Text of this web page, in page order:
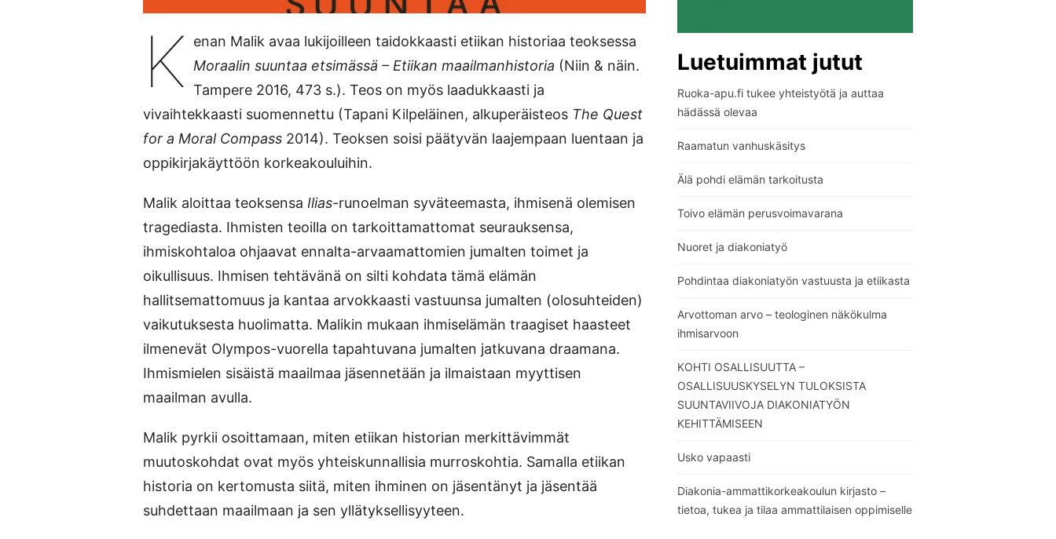
K
enan Malik avaa lukijoilleen taidokkaasti etiikan historiaa teoksessa
Moraalin suuntaa etsimässä – Etiikan maailmanhistoria (Niin & näin.
Tampere 2016, 473 s.). Teos on myös laadukkaasti ja
vivaihtekkaasti suomennettu (Tapani Kilpeläinen, alkuperäisteos The Quest
for a Moral Compass 2014). Teoksen soisi päätyvän laajempaan luentaan ja
oppikirjakäyttöön korkeakouluihin.
Malik aloittaa teoksensa Ilias-runoelman syväteemasta, ihmisenä olemisen
tragediasta. Ihmisten teoilla on tarkoittamattomat seurauksensa,
ihmiskohtaloa ohjaavat ennalta-arvaamattomien jumalten toimet ja
oikullisuus. Ihmisen tehtävänä on silti kohdata tämä elämän
hallitsemattomuus ja kantaa arvokkaasti vastuunsa jumalten (olosuhteiden)
vaikutuksesta huolimatta. Malikin mukaan ihmiselämän traagiset haasteet
ilmenevät Olympos-vuorella tapahtuvana jumalten jatkuvana draamana.
Ihmismielen sisäistä maailmaa jäsennetään ja ilmaistaan myyttisen
maailman avulla.
Malik pyrkii osoittamaan, miten etiikan historian merkittävimmät
muutoskohdat ovat myös yhteiskunnallisia murroskohtia. Samalla etiikan
historia on kertomusta siitä, miten ihminen on jäsentänyt ja jäsentää
suhdettaan maailmaan ja sen yllätyksellisyyteen.
Luetuimmat jutut
Ruoka-apu.fi tukee yhteistyötä ja auttaa
hädässä olevaa
Raamatun vanhuskäsitys
Älä pohdi elämän tarkoitusta
Toivo elämän perusvoimavarana
Nuoret ja diakoniatyö
Pohdintaa diakoniatyön vastuusta ja etiikasta
Arvottoman arvo – teologinen näkökulma
ihmisarvoon
KOHTI OSALLISUUTTA –
OSALLISUUSKYSELYN TULOKSISTA
SUUNTAVIIVOJA DIAKONIATYÖN
KEHITTÄMISEEN
Usko vapaasti
Diakonia-ammattikorkeakoulun kirjasto –
tietoa, tukea ja tilaa ammattilaisen oppimiselle